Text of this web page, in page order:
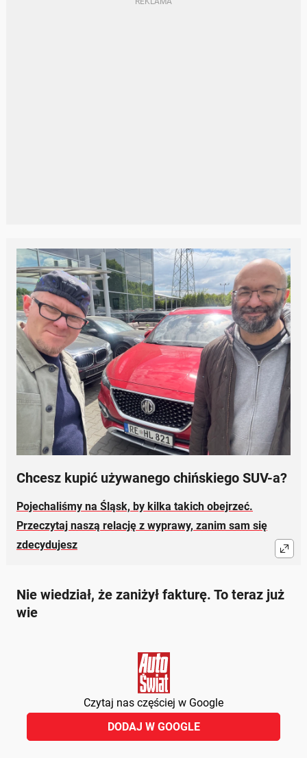
Chcesz kupić używanego chińskiego SUV-a?
Pojechaliśmy na Śląsk, by kilka takich obejrzeć.
Przeczytaj naszą relację z wyprawy, zanim sam się
zdecydujesz
Nie wiedział, że zaniżył fakturę. To teraz już
wie
Czytaj nas częściej w Google
DODAJ W GOOGLE